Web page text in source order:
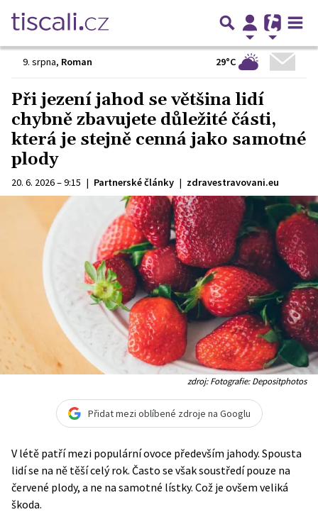
9. srpna, Roman 29°C
Při jezení jahod se většina lidí
chybně zbavujete důležité části,
která je stejně cenná jako samotné
plody
20. 6. 2026 – 9:15 | Partnerské články | zdravestravovani.eu
zdroj: Fotografie: Depositphotos
Přidat mezi oblíbené zdroje na Googlu
V létě patří mezi populární ovoce především jahody. Spousta
lidí se na ně těší celý rok. Často se však soustředí pouze na
červené plody, a ne na samotné lístky. Což je ovšem veliká
škoda.